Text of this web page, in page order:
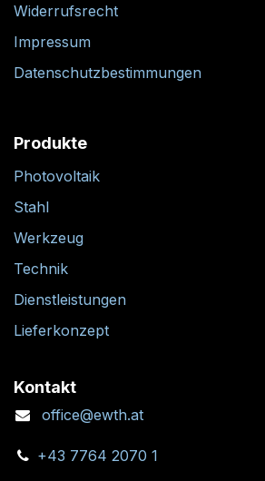
Widerrufsrecht
Impressum
Datenschutzbestimmungen
Produkte
Photovoltaik
Stahl
Werkzeug
Technik
Dienstleistungen
Lieferkonzept
Kontakt
office@ewth.at
+43 7764 2070 1